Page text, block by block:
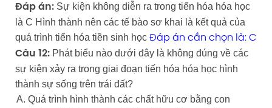
Đáp án:Sự kiện không diễn ra trong tiến hóa hóa học
là C Hình thành nên các tế bào sơ khai là kết quả của
quá trình tiến hóa tiền sinh học Đáp án cần chọn là: C
Câu 12:Phát biểu nào dưới đây là không đúng về các
sự kiện xảy ra trong giai đoạn tiến hóa hóa học hình
thành sự sống trên trái đất?
Quá trình hình thành các chất hữu cơ bằng con